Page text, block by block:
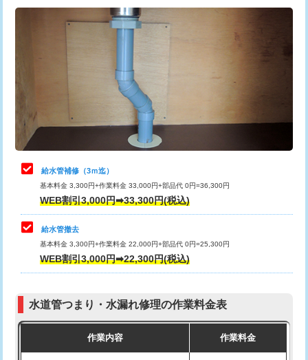
給水管工事※（ライニング鋼管・銅
管・ポリ管・HT管使用/3ｍ超え)
排水管工事（土の掘削・埋め戻し作
11,000円~
排水管工事（排水管工事/3ｍまで） 55,000円
排水管工事（追加 排水管工事/3ｍ超
マス交換（土の掘削・埋め戻し作業）
マス交換（深さ50㎝未満）
マス交換（深さ50㎝以上）
コンクリート斫り（厚さ10㎝まで）
モルタル補修（厚さ10㎝超え） 38,500円
追加トーラー機使用/3m超え
33,000円
8,800円
止水・漏水調査・防水処理・清掃・修
理・調整・分解・加工など（軽作業）
11,000円
止水・漏水調査・防水処理・清掃・修
理・調整・分解・加工など（中作業）
止水・漏水調査・防水処理・清掃・修
理・調整・分解・加工など（重作業）
33,000円
その他部品の脱着
交換・取付（タンク）
式）)
式・ワンホール）)
給水管補修（3ｍ迄）
基本料金 3,300円+作業料金 33,000円+部品代 0円=36,300円
WEB割引3,000円➡33,300円(税込)
給水管撤去
基本料金 3,300円+作業料金 22,000円+部品代 0円=25,300円
WEB割引3,000円➡22,300円(税込)
水道管つまり・水漏れ修理の作業料金表
作業内容 作業料金